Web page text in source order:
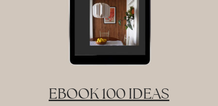
EBOOK 100 IDEAS